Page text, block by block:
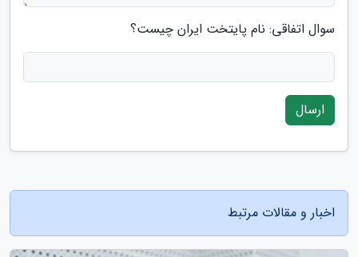
سوال اتفاقی: نام پایتخت ایران چیست؟
ارسال
اخبار و مقالات مرتبط